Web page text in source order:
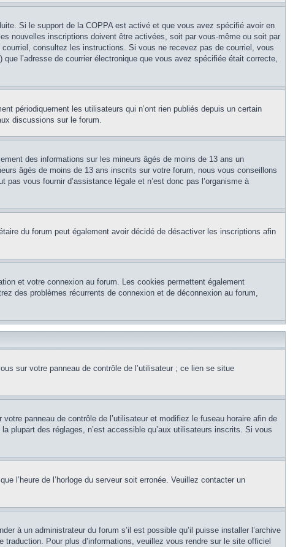
Si le support de la COPPA est activé et que vous avez spécifié avoir en
nouvelles inscriptions doivent être activées, soit par vous-même ou soit par
consultez les instructions. Si vous ne recevez pas de courriel, vous
l’adresse de courrier électronique que vous avez spécifiée était correcte,
périodiquement les utilisateurs qui n’ont rien publiés depuis un certain
discussions sur le forum.
des informations sur les mineurs âgés de moins de 13 ans un
âgés de moins de 13 ans inscrits sur votre forum, nous vous conseillons
vous fournir d’assistance légale et n’est donc pas l’organisme à
du forum peut également avoir décidé de désactiver les inscriptions afin
et votre connexion au forum. Les cookies permettent également
des problèmes récurrents de connexion et de déconnexion au forum,
sur votre panneau de contrôle de l’utilisateur ; ce lien se situe
panneau de contrôle de l’utilisateur et modifiez le fuseau horaire afin de
plupart des réglages, n’est accessible qu’aux utilisateurs inscrits. Si vous
l’heure de l’horloge du serveur soit erronée. Veuillez contacter un
à un administrateur du forum s’il est possible qu’il puisse installer l’archive
Pour plus d’informations, veuillez vous rendre sur le site officiel